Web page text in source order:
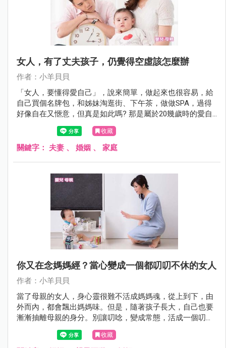
女人，有了丈夫孩子，仍覺得空虛該怎麼辦
作者：小羊貝貝
「女人，要懂得愛自己」，說來簡單，做起來也很容易，給
自己買個名牌包，和姊妹淘逛街、下午茶，做做SPA，過得
好像自在又愜意，但真是如此嗎? 那是屬於20幾歲時的愛自
己，其實很膚淺表面，當年歲漸長，經濟能力愈來愈強時，
會發現名牌包再多、就算坐在半島酒店喝下午茶、甚至飛去
峇里島做SPA，那些外在行為的寵愛，滿足感只能維持一個
收藏
關鍵字： 夫妻 、 婚姻 、 家庭
你又在念媽媽經？當心變成一個都叨叨不休的女人
作者：小羊貝貝
當了母親的女人，身心靈很難不活成媽媽魂，從上到下，由
外而內，都會飄出媽媽味。但是，隨著孩子長大，自己也要
漸漸抽離母親的身分。別讓叨唸，變成常態，活成一個叨叨
不休，終有一天，連自己看了也討厭的女人。
收藏